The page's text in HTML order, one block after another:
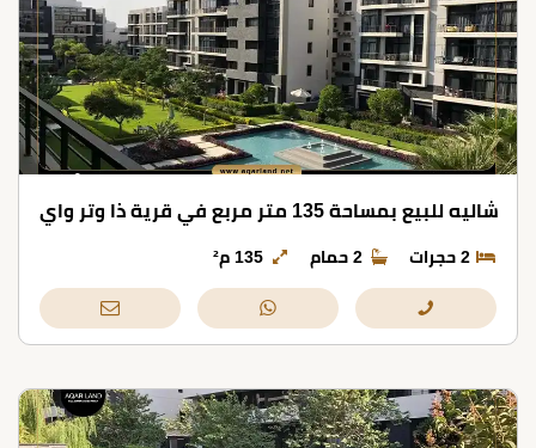
شاليه للبيع بمساحة 135 متر مربع في قرية ذا وتر واي
2 حجرات 2 حمام 135 م²